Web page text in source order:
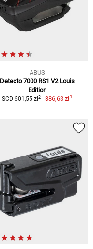
ABUS
Detecto 7000 RS1 V2 Louis
Edition
SCD 601,55 zł2 386,63 zł1